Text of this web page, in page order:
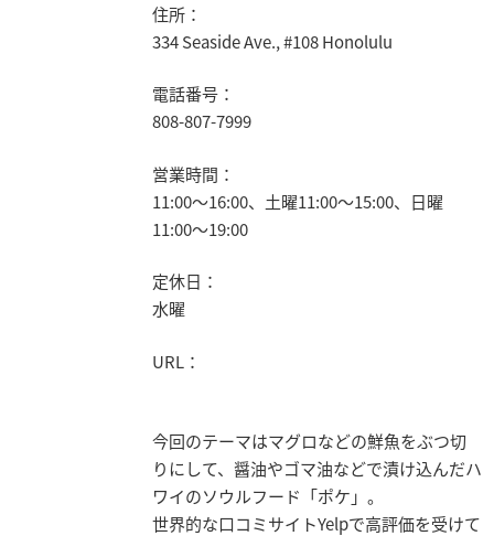
住所：
334 Seaside Ave., #108 Honolulu
電話番号：
808-807-7999
営業時間：
11:00～16:00、土曜11:00～15:00、日曜
11:00～19:00
定休日：
水曜
URL：
今回のテーマはマグロなどの鮮魚をぶつ切
りにして、醤油やゴマ油などで漬け込んだハ
ワイのソウルフード「ポケ」。
世界的な口コミサイトYelpで高評価を受けて